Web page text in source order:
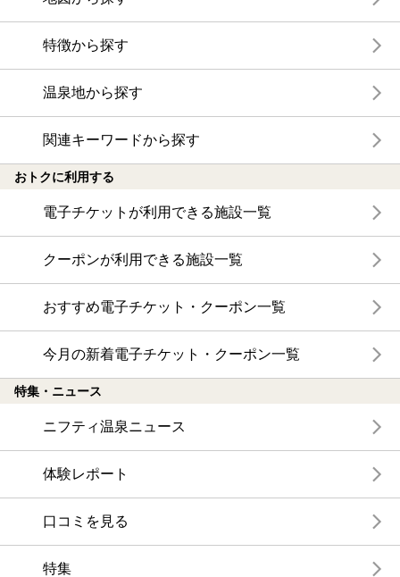
特徴から探す
温泉地から探す
関連キーワードから探す
おトクに利用する
電子チケットが利用できる施設一覧
クーポンが利用できる施設一覧
おすすめ電子チケット・クーポン一覧
今月の新着電子チケット・クーポン一覧
特集・ニュース
ニフティ温泉ニュース
体験レポート
口コミを見る
特集